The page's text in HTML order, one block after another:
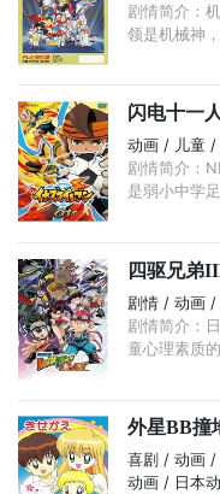
剧情简介：
领是机械神
闪电十一人
动画 / 儿童 /
剧情简介：
是弱小中学
四驱兄弟
剧情 / 动画 /
剧情简介：
童心理素质
外星BB撞
喜剧 / 动画
动画 / 日本